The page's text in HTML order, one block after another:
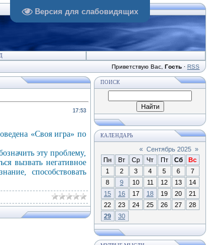
Версия для слабовидящих
Приветствую Вас Гость · RSS
17:53
«Своя игра» по
эту проблему,
вызвать негативное
способствовать
ПОИСК
КАЛЕНДАРЬ
« Сентябрь 2025 »
Пн
Вт Ср Чт Пт Сб
Вс
1
2 3 4 5 6
7
8
9 10 11 12 13
14
15
16 17 18 19 20
21
22
23 24 25 26 27
28
29
30